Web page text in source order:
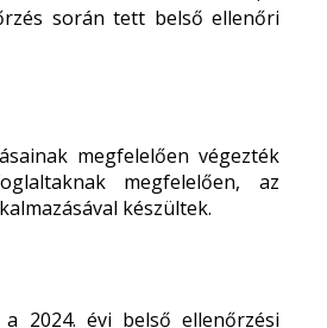
során tett belső ellenőri
megfelelően végezték
megfelelően, az
készültek.
2024. évi belső ellenőrzési